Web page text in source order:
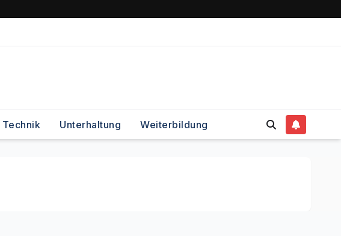
Technik Unterhaltung Weiterbildung